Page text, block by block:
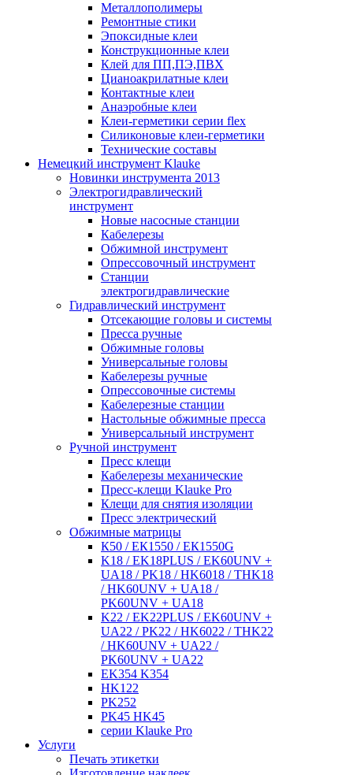
Металлополимеры
Ремонтные стики
Эпоксидные клеи
Конструкционные клеи
Клей для ПП,ПЭ,ПВХ
Цианоакрилатные клеи
Контактные клеи
Анаэробные клеи
Клеи-герметики серии flex
Силиконовые клеи-герметики
Технические составы
Немецкий инструмент Klauke
Новинки инструмента 2013
Электрогидравлический
инструмент
Новые насосные станции
Кабелерезы
Обжимной инструмент
Опрессовочный инструмент
Станции
электрогидравлические
Гидравлический инструмент
Отсекающие головы и системы
Пресса ручные
Обжимные головы
Универсальные головы
Кабелерезы ручные
Опрессовочные системы
Кабелерезные станции
Настольные обжимные пресса
Универсальный инструмент
Ручной инструмент
Пресс клещи
Кабелерезы механические
Пресс-клещи Klauke Pro
Клещи для снятия изоляции
Пресс электрический
Обжимные матрицы
К50 / ЕК1550 / ЕК1550G
K18 / EK18PLUS / EK60UNV +
UA18 / PK18 / HK6018 / THK18
/ HK60UNV + UA18 /
PK60UNV + UA18
K22 / EK22PLUS / EK60UNV +
UA22 / PK22 / HK6022 / THK22
/ HK60UNV + UA22 /
PK60UNV + UA22
EK354 K354
HK122
PK252
PK45 HK45
серии Klauke Pro
Услуги
Печать этикетки